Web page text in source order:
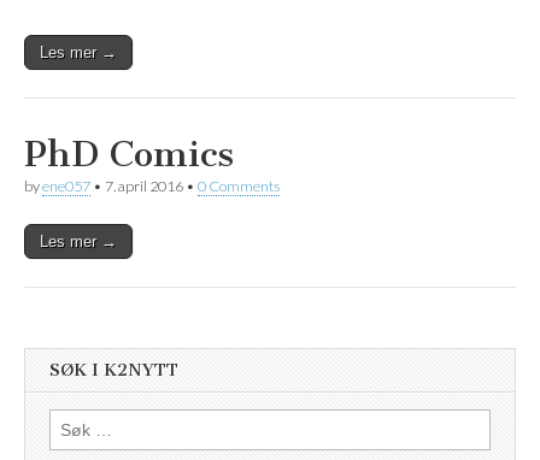
Les mer →
PhD Comics
byene057 • 7. april 2016 • 0 Comments
Les mer →
SØK I K2NYTT
Søk
etter: